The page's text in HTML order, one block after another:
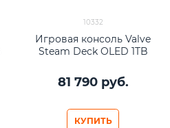
10332
Игровая консоль Valve
Steam Deck OLED 1TB
81 790 руб.
КУПИТЬ